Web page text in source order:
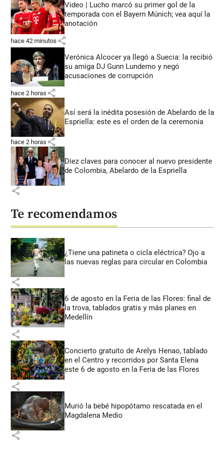
Video | Lucho marcó su primer gol de la
temporada con el Bayern Múnich; vea aquí la
anotación
hace 42 minutos share
Verónica Alcocer ya llegó a Suecia: la recibió
su amiga DJ Gunn Lundemo y negó
acusaciones de corrupción
hace 2 horas share
Así será la inédita posesión de Abelardo de la
Espriella: este es el orden de la ceremonia
hace 2 horas share
Diez claves para conocer al nuevo presidente
de Colombia, Abelardo de la Espriella
share
Te recomendamos
¿Tiene una patineta o cicla eléctrica? Ojo a
las nuevas reglas para circular en Colombia
share
6 de agosto en la Feria de las Flores: final de
la trova, tablados gratis y más planes en
Medellín
share
Concierto gratuito de Arelys Henao, tablado
en el Centro y recorridos por Santa Elena
este 6 de agosto en la Feria de las Flores
share
Murió la bebé hipopótamo rescatada en el
Magdalena Medio
share